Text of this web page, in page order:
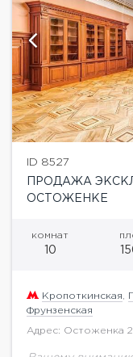
ID 8527
ПРОДАЖА
ОСТОЖЕНКЕ
комнат
10
Кропоткинская
Фрунзенская
Адрес: Остоженка